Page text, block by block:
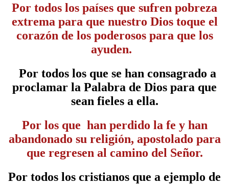
Por todos los países que sufren pobreza
extrema para que nuestro Dios toque el
corazón de los poderosos para que los
ayuden.
Por todos los que se han consagrado a
proclamar la Palabra de Dios para que
sean fieles a ella.
Por los que han perdido la fe y han
abandonado su religión, apostolado para
que regresen al camino del Señor.
Por todos los cristianos que a ejemplo de